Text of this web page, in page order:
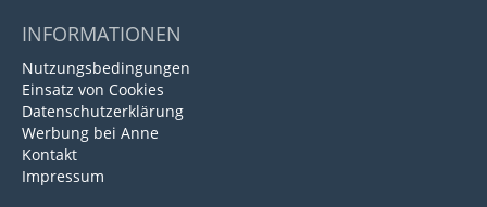
INFORMATIONEN
Nutzungsbedingungen
Einsatz von Cookies
Datenschutzerklärung
Werbung bei Anne
Kontakt
Impressum